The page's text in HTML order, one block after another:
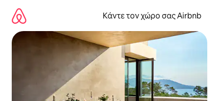
περιεχόμενο
Κάντε τον χώρο σας Airbnb